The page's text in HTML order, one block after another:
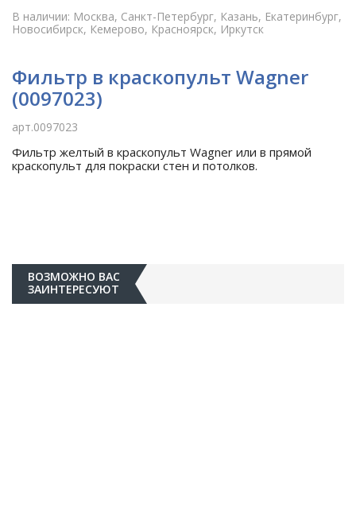
В наличии: Москва, Санкт-Петербург, Казань, Екатеринбург,
Новосибирск, Кемерово, Красноярск, Иркутск
Фильтр в краскопульт Wagner
(0097023)
арт.0097023
Фильтр желтый в краскопульт Wagner или в прямой
краскопульт для покраски стен и потолков.
ВОЗМОЖНО ВАС
ЗАИНТЕРЕСУЮТ